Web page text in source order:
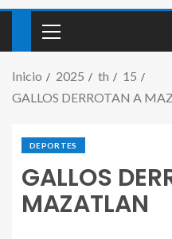
Inicio 2025 th
15
GALLOS DERROTAN A
DEPORTES
GALLOS
MAZATLAN